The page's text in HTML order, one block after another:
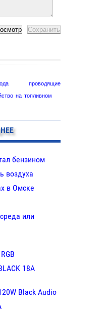
проводящие
на топливном
бензином
воздуха
в Омске
или
18A
Black Audio